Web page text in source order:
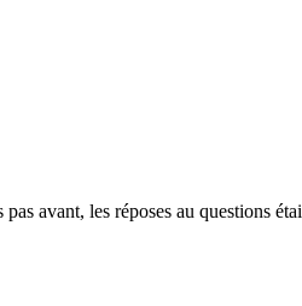
avant, les réposes au questions